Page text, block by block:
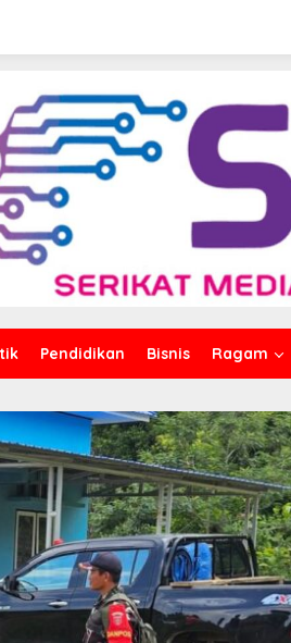
Pendidikan Bisnis Ragam